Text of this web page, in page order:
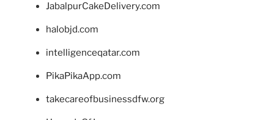
JabalpurCakeDelivery.com
halobjd.com
intelligenceqatar.com
PikaPikaApp.com
takecareofbusinessdfw.org